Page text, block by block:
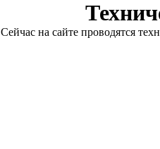
Сейчас на сайте проводятся